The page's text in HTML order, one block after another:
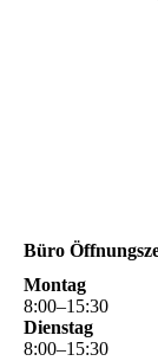
Büro
Montag
8:00–15:30
Dienstag
8:00–15:30